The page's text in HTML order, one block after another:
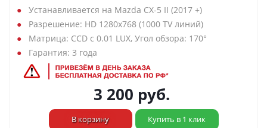
Устанавливается на Mazda CX-5 II (2017 +)
Разрешение: HD 1280х768 (1000 TV линий)
Матрица: CCD с 0.01 LUX, Угол обзора: 170°
Гарантия: 3 года
3 200 руб.
В корзину Купить в 1 клик